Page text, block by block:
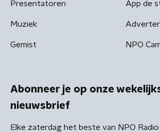
Presentatoren
Muziek
Gemist
App de
NPO
Abonneer je op onze
nieuwsbrief
Elke zaterdag het beste van NPO Radio